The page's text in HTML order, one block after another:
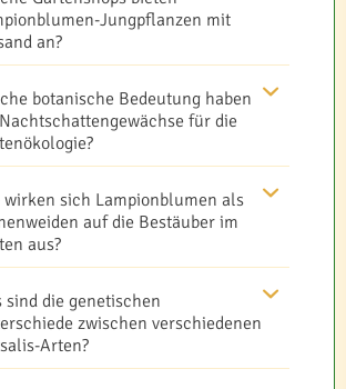
Jungpflanzen mit
an?
botanische Bedeutung haben
für die
wirken sich Lampionblumen als
auf die Bestäuber im
aus?
sind die genetischen
zwischen verschiedenen
Arten?